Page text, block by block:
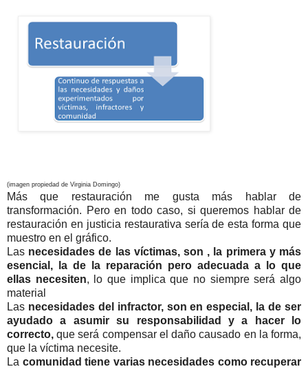
(imagen propiedad de Virginia Domingo)
Más que restauración me gusta más hablar de
transformación. Pero en todo caso, si queremos hablar de
restauración en justicia restaurativa sería de esta forma que
muestro en el gráfico.
Las necesidades de las víctimas, son , la primera y más
esencial, la de la reparación pero adecuada a lo que
ellas necesiten, lo que implica que no siempre será algo
material
Las necesidades del infractor, son en especial, la de ser
ayudado a asumir su responsabilidad y a hacer lo
correcto,que será compensar el daño causado en la forma,
que la víctima necesite.
La comunidad tiene varias necesidades como recuperar